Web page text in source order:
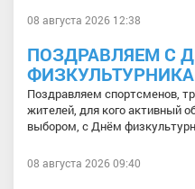
08 августа 2026 12:38
ПОЗДРАВЛЯЕМ С
Поздравляем спортсменов,
жителей, для кого активный
выбором, с Днём
08 августа 2026 09:40